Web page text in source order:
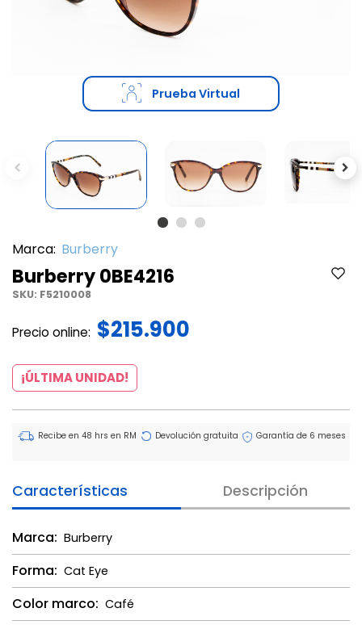
Prueba Virtual
Previous
Marca: Burberry
Burberry 0BE4216
SKU: F5210008
Precio online: $215.900
¡ÚLTIMA UNIDAD!
Recibe en 48 hrs en RM Devolución gratuita Garantía de 6 meses
Características Descripción
Marca: Burberry
Forma: Cat Eye
Color marco: Café